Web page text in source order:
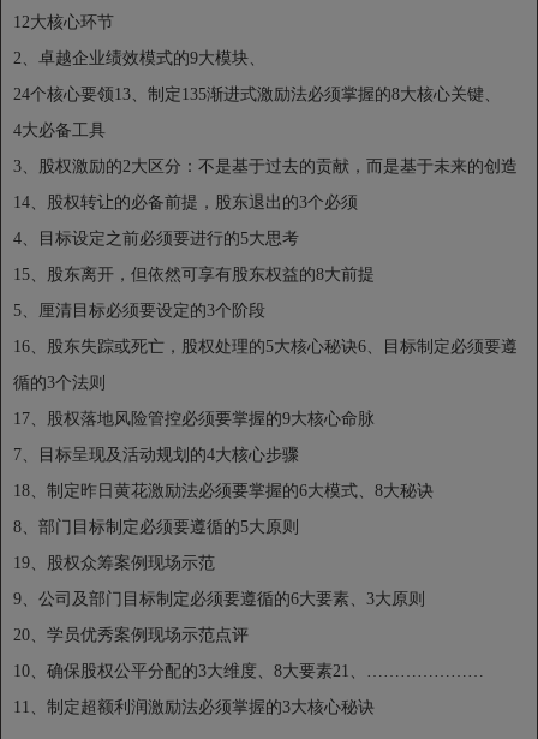
12大核心环节
2、卓越企业绩效模式的9大模块、
24个核心要领13、制定135渐进式激励法必须掌握的8大核心关键、
4大必备工具
3、股权激励的2大区分：不是基于过去的贡献，而是基于未来的创造
14、股权转让的必备前提，股东退出的3个必须
4、目标设定之前必须要进行的5大思考
15、股东离开，但依然可享有股东权益的8大前提
5、厘清目标必须要设定的3个阶段
16、股东失踪或死亡，股权处理的5大核心秘诀6、目标制定必须要遵
循的3个法则
17、股权落地风险管控必须要掌握的9大核心命脉
7、目标呈现及活动规划的4大核心步骤
18、制定昨日黄花激励法必须要掌握的6大模式、8大秘诀
8、部门目标制定必须要遵循的5大原则
19、股权众筹案例现场示范
9、公司及部门目标制定必须要遵循的6大要素、3大原则
20、学员优秀案例现场示范点评
10、确保股权公平分配的3大维度、8大要素21、…………………
11、制定超额利润激励法必须掌握的3大核心秘诀